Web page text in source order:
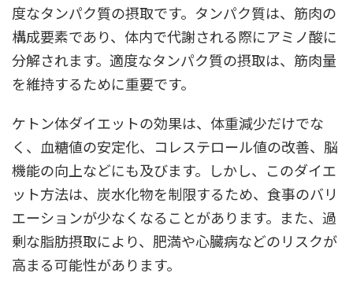
度なタンパク質の摂取です。タンパク質は、筋肉の
構成要素であり、体内で代謝される際にアミノ酸に
分解されます。適度なタンパク質の摂取は、筋肉量
を維持するために重要です。
ケトン体ダイエットの効果は、体重減少だけでな
く、血糖値の安定化、コレステロール値の改善、脳
機能の向上などにも及びます。しかし、このダイエ
ット方法は、炭水化物を制限するため、食事のバリ
エーションが少なくなることがあります。また、過
剰な脂肪摂取により、肥満や心臓病などのリスクが
高まる可能性があります。